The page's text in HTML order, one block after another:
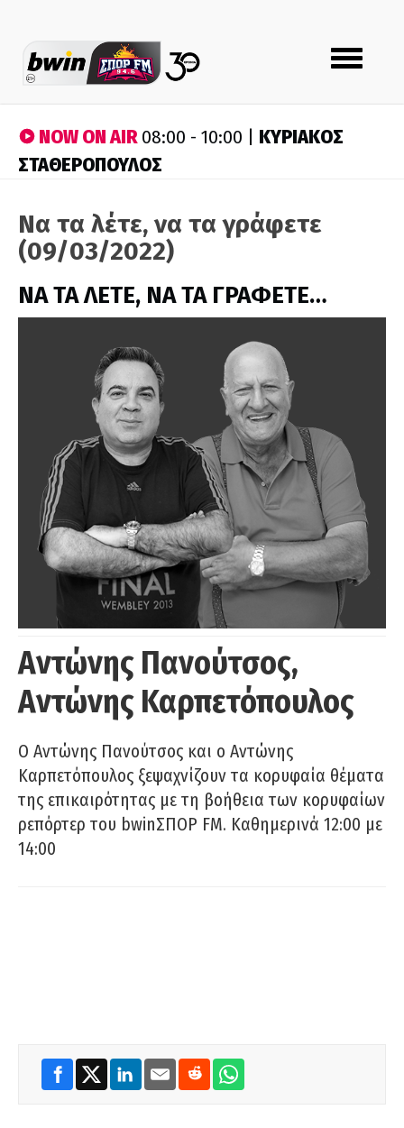
Toggle
navigation
NOW ON AIR08:00 - 10:00 | ΚΥΡΙΑΚΟΣ
ΣΤΑΘΕΡΟΠΟΥΛΟΣ
Να τα λέτε, να τα γράφετε
(09/03/2022)
ΝΑ ΤΑ ΛΕΤΕ, ΝΑ ΤΑ ΓΡΑΦΕΤΕ…
Αντώνης Πανούτσος,
Αντώνης Καρπετόπουλος
Ο Αντώνης Πανούτσος και ο Αντώνης
Καρπετόπουλος ξεψαχνίζουν τα κορυφαία θέματα
της επικαιρότητας με τη βοήθεια των κορυφαίων
ρεπόρτερ του bwinΣΠΟΡ FM. Καθημερινά 12:00 με
14:00